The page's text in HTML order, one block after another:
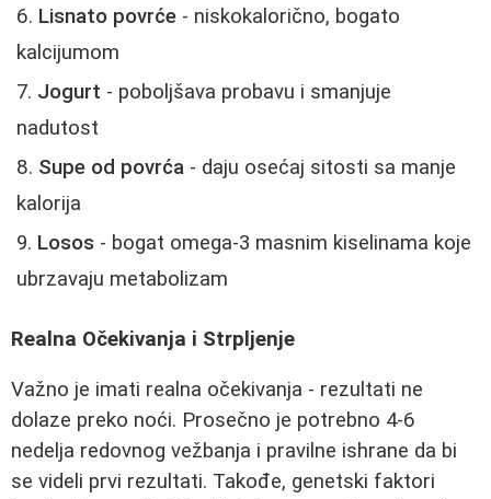
Lisnato povrće - niskokalorično, bogato
kalcijumom
Jogurt - poboljšava probavu i smanjuje
nadutost
Supe od povrća - daju osećaj sitosti sa manje
kalorija
Losos - bogat omega-3 masnim kiselinama koje
ubrzavaju metabolizam
Realna Očekivanja i Strpljenje
Važno je imati realna očekivanja - rezultati ne
dolaze preko noći. Prosečno je potrebno 4-6
nedelja redovnog vežbanja i pravilne ishrane da bi
se videli prvi rezultati. Takođe, genetski faktori